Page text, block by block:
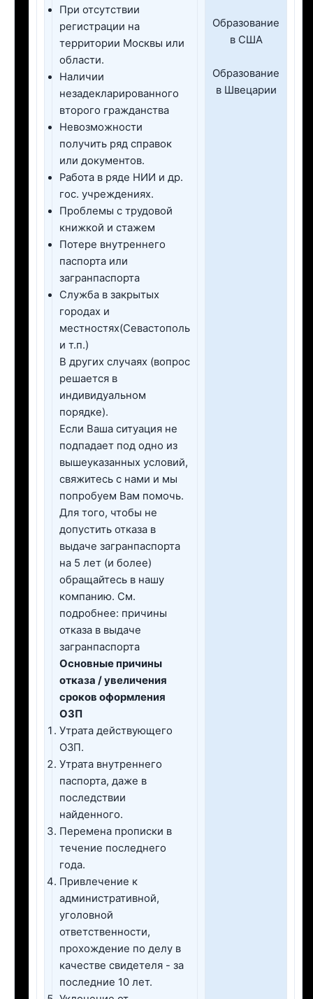
При отсутствии
регистрации на
территории Москвы или
области.
Наличии
незадекларированного
второго гражданства
Невозможности
получить ряд справок
или документов.
Работа в ряде НИИ и др.
гос. учреждениях.
Проблемы с трудовой
книжкой и стажем
Потере внутреннего
паспорта или
загранпаспорта
Служба в закрытых
городах и
местностях(Севастополь
и т.п.)
В других случаях (вопрос
решается в
индивидуальном
порядке).
Если Ваша ситуация не
подпадает под одно из
вышеуказанных условий,
свяжитесь с нами и мы
попробуем Вам помочь.
Для того, чтобы не
допустить отказа в
выдаче загранпаспорта
на 5 лет (и более)
обращайтесь в нашу
компанию. См.
подробнее: причины
отказа в выдаче
загранпаспорта
Основные причины
отказа / увеличения
сроков оформления
ОЗП
Утрата действующего
ОЗП.
Утрата внутреннего
паспорта, даже в
последствии
найденного.
Перемена прописки в
течение последнего
года.
Привлечение к
административной,
уголовной
ответственности,
прохождение по делу в
качестве свидетеля - за
последние 10 лет.
Образование
в США
Образование
в Швецарии